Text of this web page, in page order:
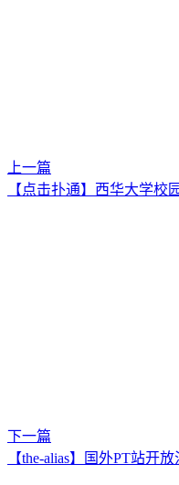
上一篇
【点击扑通】西华大学校
下一篇
【the-alias】国外PT站开